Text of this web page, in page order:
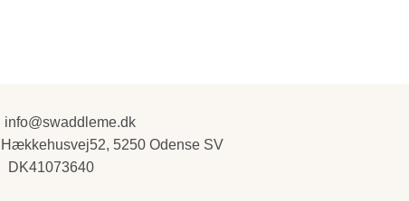
info@swaddleme.dk
Hækkehusvej52, 5250 Odense SV
DK41073640